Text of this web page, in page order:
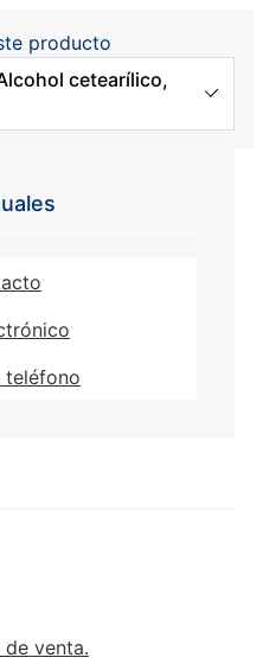
de venta.
producto
cetearílico,
20)
25)
teléfono